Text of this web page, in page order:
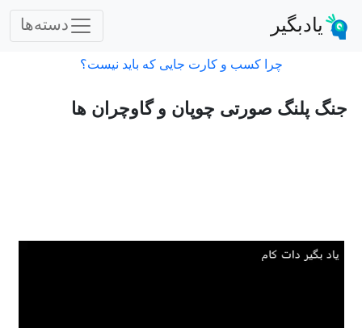
یادبگیر دسته‌ها
چرا کسب و کارت جایی که باید نیست؟
جنگ پلنگ صورتی چوپان و گاوچران ها